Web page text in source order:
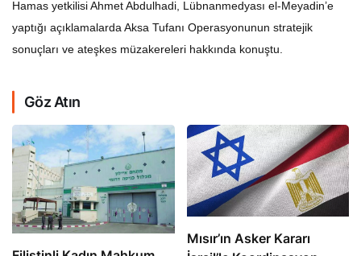
yaptığı açıklamalarda Aksa Tufanı Operasyonunun stratejik
sonuçları ve ateşkes müzakereleri hakkında konuştu.
Göz Atın
Filistinli Kadın Mahkum,
Mısır’ın Asker Kararı
İsrail’le Koordinasyon